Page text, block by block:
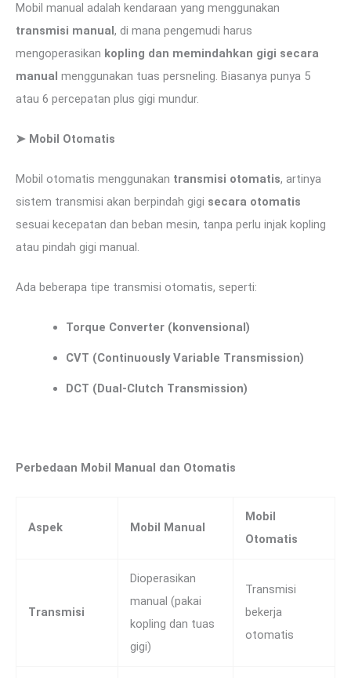
Mobil manual adalah kendaraan yang menggunakan
transmisi manual, di mana pengemudi harus
mengoperasikan kopling dan memindahkan gigi secara
manual menggunakan tuas persneling. Biasanya punya 5
atau 6 percepatan plus gigi mundur.
➤ Mobil Otomatis
Mobil otomatis menggunakan transmisi otomatis, artinya
sistem transmisi akan berpindah gigi secara otomatis
sesuai kecepatan dan beban mesin, tanpa perlu injak kopling
atau pindah gigi manual.
Ada beberapa tipe transmisi otomatis, seperti:
Torque Converter (konvensional)
CVT (Continuously Variable Transmission)
DCT (Dual-Clutch Transmission)
Perbedaan Mobil Manual dan Otomatis
Aspek Mobil Manual
Mobil
Otomatis
Transmisi
Dioperasikan
manual (pakai
kopling dan tuas
gigi)
Transmisi
bekerja
otomatis